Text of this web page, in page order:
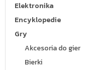
Elektronika
Encyklopedie
Gry
Akcesoria do gier
Bierki